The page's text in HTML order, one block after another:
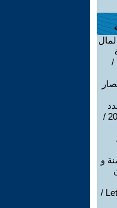
/
جوان-جويلية-اوت 2026 /
و
Letters from the East /